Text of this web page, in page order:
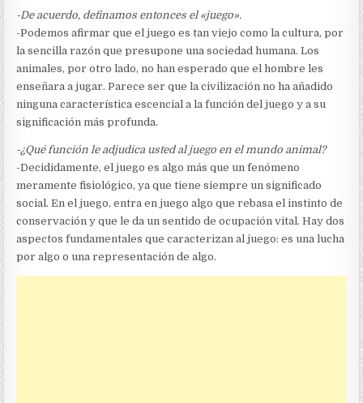
-De acuerdo, definamos entonces el «juego».
-Podemos afirmar que el juego es tan viejo como la cultura, por
la sencilla razón que presupone una sociedad humana. Los
animales, por otro lado, no han esperado que el hombre les
enseñara a jugar. Parece ser que la civilización no ha añadido
ninguna característica escencial a la función del juego y a su
significación más profunda.
-¿Qué función le adjudica usted al juego en el mundo animal?
-Decididamente, el juego es algo más que un fenómeno
meramente fisiológico, ya que tiene siempre un significado
social. En el juego, entra en juego algo que rebasa el instinto de
conservación y que le da un sentido de ocupación vital. Hay dos
aspectos fundamentales que caracterizan al juego: es una lucha
por algo o una representación de algo.